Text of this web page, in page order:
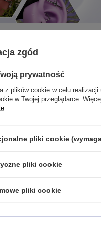
zgód
prywatność
z plików cookie w celu realizacji
w Twojej przeglądarce.
pliki cookie
pliki cookie
pliki cookie